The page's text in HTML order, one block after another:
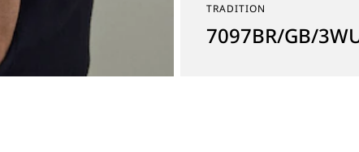
TRADITION
7097BR/GB/